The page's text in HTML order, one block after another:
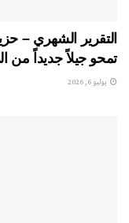
تمحو جيلاً جديداً من
يوليو 6, 2026